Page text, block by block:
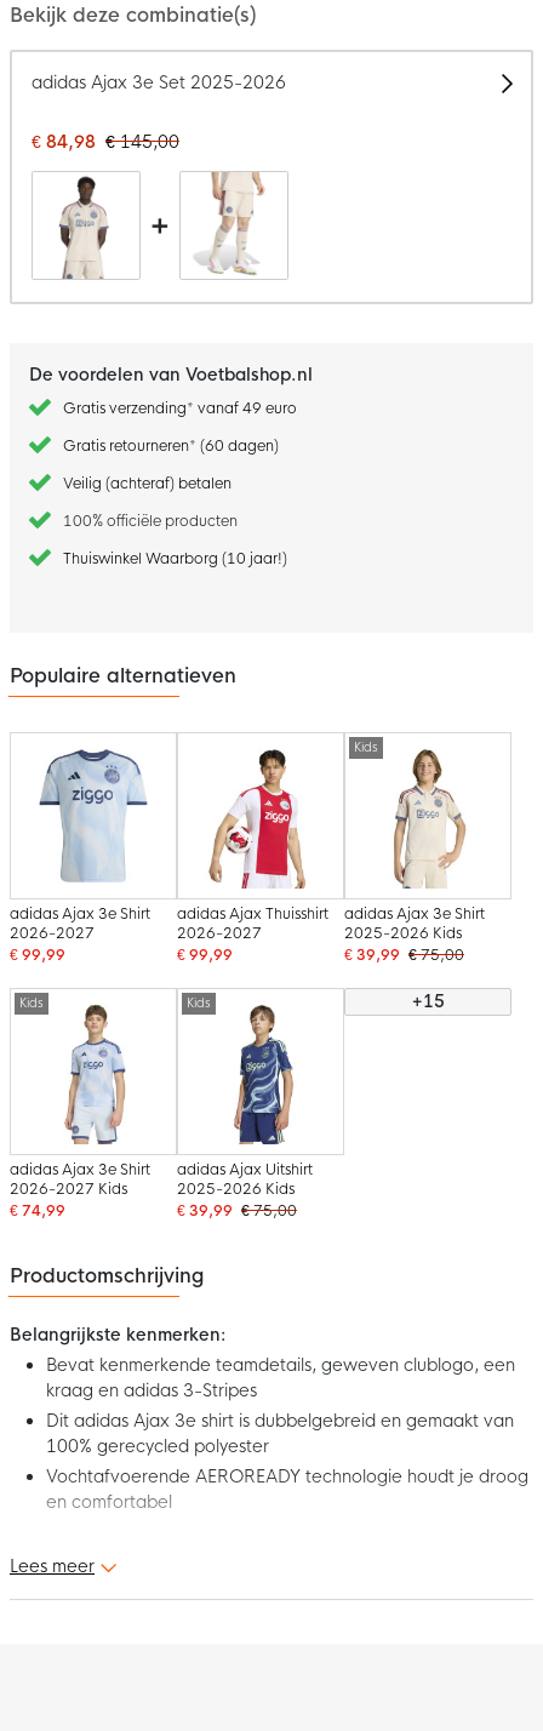
Bekijk deze combinatie(s)
adidas Ajax 3e Set 2025-2026
€ 84,98 € 145,00
+
De voordelen van Voetbalshop.nl
Gratis verzending* vanaf 49 euro
Gratis retourneren* (60 dagen)
Veilig (achteraf) betalen
100% officiële producten
Thuiswinkel Waarborg (10 jaar!)
Populaire alternatieven
adidas Ajax 3e Shirt
2026-2027
€ 99,99
adidas Ajax Thuisshirt
2026-2027
€ 99,99
Kids
adidas Ajax 3e Shirt
2025-2026 Kids
€ 39,99 € 75,00
Kids
adidas Ajax 3e Shirt
2026-2027 Kids
€ 74,99
Kids
adidas Ajax Uitshirt
2025-2026 Kids
€ 39,99 € 75,00
+15
Productomschrijving
Belangrijkste kenmerken:
Bevat kenmerkende teamdetails, geweven clublogo, een
kraag en adidas 3-Stripes
Dit adidas Ajax 3e shirt is dubbelgebreid en gemaakt van
100% gerecycled polyester
Vochtafvoerende AEROREADY technologie houdt je droog
en comfortabel
Vier de oorsprong van Amsterdam met het adidas Ajax 3e Shirt
Lees meer